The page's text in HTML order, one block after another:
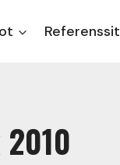
Referenssit